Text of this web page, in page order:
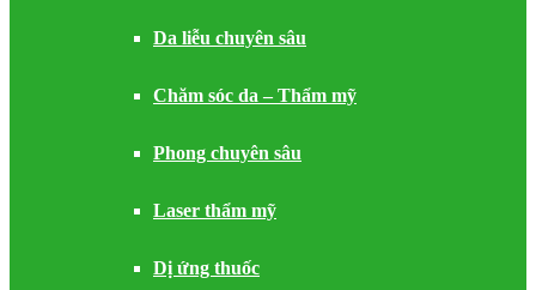
Da liễu chuyên sâu
Chăm sóc da – Thẩm mỹ
Phong chuyên sâu
Laser thẩm mỹ
Dị ứng thuốc